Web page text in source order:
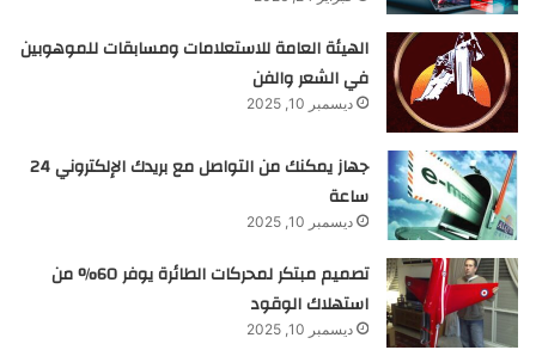
الهيئة العامة للاستعلامات ومسابقات للموهوبين
في الشعر والفن
ديسمبر 10, 2025
جهاز يمكنك من التواصل مع بريدك الإلكتروني 24
ساعة
ديسمبر 10, 2025
تصميم مبتكر لمحركات الطائرة يوفر 60% من
استهلاك الوقود
ديسمبر 10, 2025